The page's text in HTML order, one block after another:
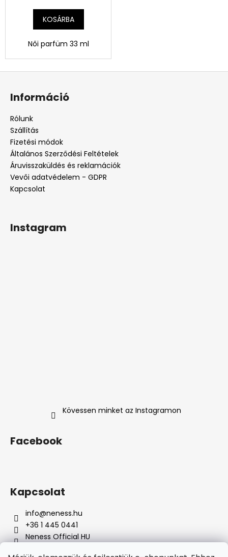
KOSÁRBA
Női parfüm 33 ml
L
Információ
Rólunk
Szállítás
Fizetési módok
Általános Szerződési Feltételek
Áruvisszaküldés és reklamációk
Vevői adatvédelem - GDPR
Kapcsolat
Instagram
Kövessen minket az Instagramon
Facebook
Kapcsolat
info@neness.hu
+36 1 445 0441
Neness Official HU